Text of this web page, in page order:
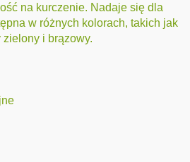
na kurczenie. Nadaje się dla
w różnych kolorach, takich jak
zielony i brązowy.